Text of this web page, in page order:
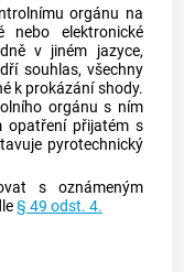
orgánu na
nebo elektronické
v jiném jazyce,
souhlas, všechny
k prokázání shody.
orgánu s ním
opatření přijatém s
pyrotechnický
s oznámeným
§ 49 odst. 4.